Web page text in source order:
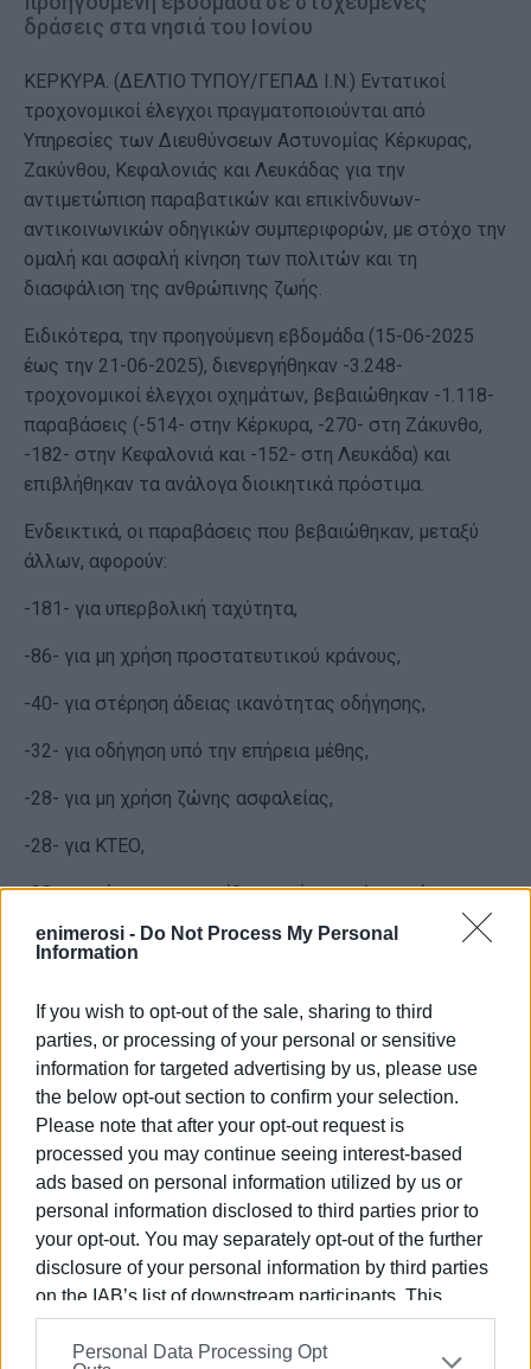
enimerosi - Do Not Process My Personal
Information
If you wish to opt-out of the sale, sharing to third
parties, or processing of your personal or sensitive
information for targeted advertising by us, please use
the below opt-out section to confirm your selection.
Please note that after your opt-out request is
processed you may continue seeing interest-based
ads based on personal information utilized by us or
personal information disclosed to third parties prior to
your opt-out. You may separately opt-out of the further
disclosure of your personal information by third parties
on the IAB’s list of downstream participants. This
information may also be disclosed by us to third parties
on theIAB’s List of Downstream Participants that may
Personal Data Processing Opt
δράσεις στα νησιά του Ιονίου
ΚΕΡΚΥΡΑ. (ΔΕΛΤΙΟ ΤΥΠΟΥ/ΓΕΠΑΔ Ι.Ν.) Εντατικοί
τροχονομικοί έλεγχοι πραγματοποιούνται από
Υπηρεσίες των Διευθύνσεων Αστυνομίας Κέρκυρας,
Ζακύνθου, Κεφαλονιάς και Λευκάδας για την
αντιμετώπιση παραβατικών και επικίνδυνων-
αντικοινωνικών οδηγικών συμπεριφορών, με στόχο την
ομαλή και ασφαλή κίνηση των πολιτών και τη
διασφάλιση της ανθρώπινης ζωής.
Ειδικότερα, την προηγούμενη εβδομάδα (15-06-2025
έως την 21-06-2025), διενεργήθηκαν -3.248-
τροχονομικοί έλεγχοι οχημάτων, βεβαιώθηκαν -1.118-
παραβάσεις (-514- στην Κέρκυρα, -270- στη Ζάκυνθο,
-182- στην Κεφαλονιά και -152- στη Λευκάδα) και
επιβλήθηκαν τα ανάλογα διοικητικά πρόστιμα.
Ενδεικτικά, οι παραβάσεις που βεβαιώθηκαν, μεταξύ
άλλων, αφορούν:
-181- για υπερβολική ταχύτητα,
-86- για μη χρήση προστατευτικού κράνους,
-40- για στέρηση άδειας ικανότητας οδήγησης,
-32- για οδήγηση υπό την επήρεια μέθης,
-28- για μη χρήση ζώνης ασφαλείας,
-28- για ΚΤΕΟ,
-28- για κίνηση στο αντίθετο ρεύμα κυκλοφορίας,
-19- για ασφαλιστήριο συμβόλαιο,
ορίων,
-5- για χρήση τηλεφώνου κατά την οδήγηση,
-2- για παραβίαση σηματοδότη,
-2- για αντικανονικούς ελιγμούς και
-652- άλλες παραβάσεις.
Οι έλεγχοι θα συνεχισθούν με αμείωτη ένταση με σκοπό
τη μείωση των τροχαίων ατυχημάτων και τη βελτίωση
της ποιότητας ζωής των πολιτών.
ΦΩΤΟ ΑΡΧΕΙΟΥ